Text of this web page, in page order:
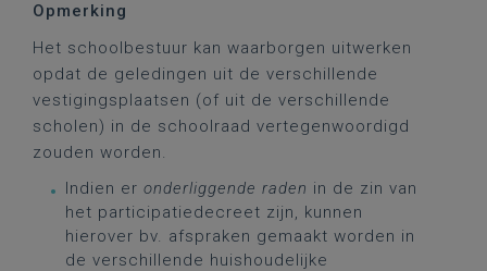
Opmerking
Het schoolbestuur kan waarborgen uitwerken
opdat de geledingen uit de verschillende
vestigingsplaatsen (of uit de verschillende
scholen) in de schoolraad vertegenwoordigd
zouden worden.
Indien er onderliggende raden in de zin van
het participatiedecreet zijn, kunnen
hierover bv. afspraken gemaakt worden in
de verschillende huishoudelijke